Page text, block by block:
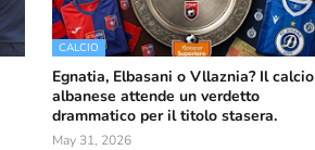
CALCIO
Egnatia, Elbasani o Vllaznia? Il calcio
albanese attende un verdetto
drammatico per il titolo stasera.
May 31, 2026